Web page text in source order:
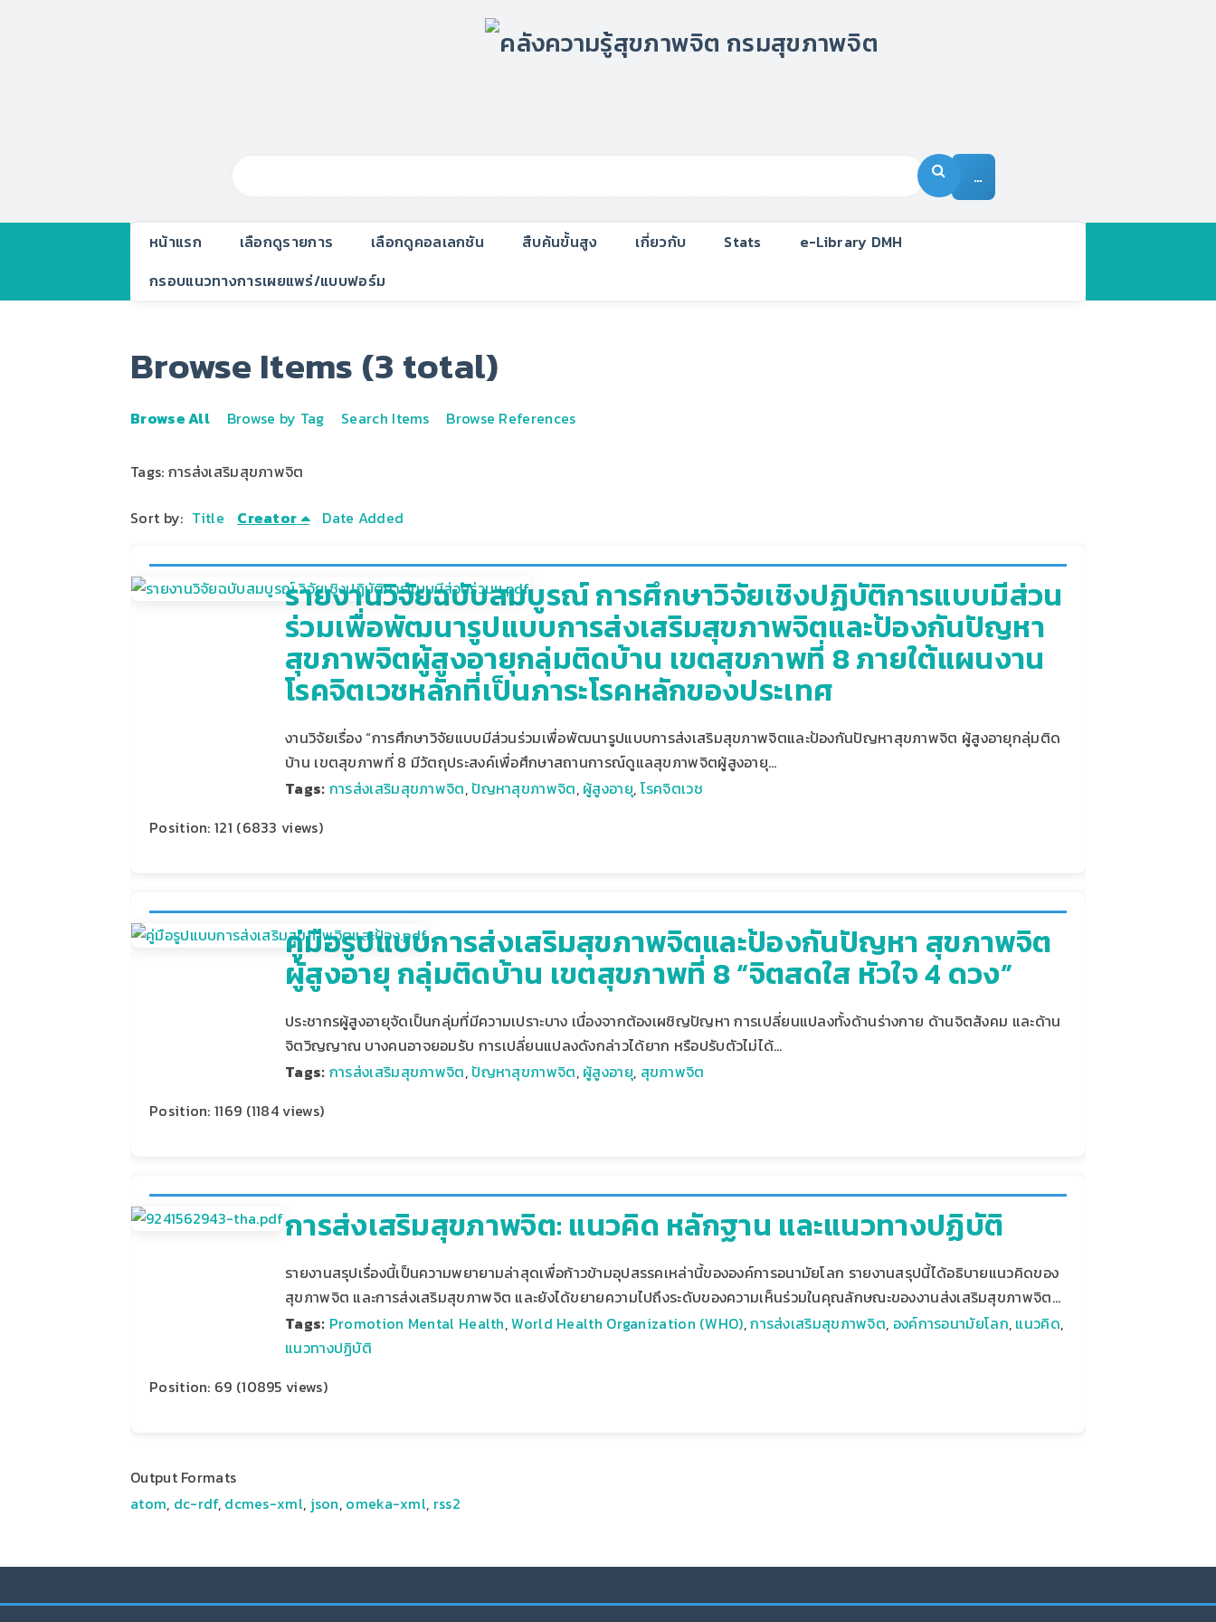
…
หน้าแรก เลือกดูรายการ เลือกดูคอลเลกชัน สืบค้นขั้นสูง เกี่ยวกับ Stats
e-Library DMH
กรอบแนวทางการเผยแพร่/แบบฟอร์ม
Browse Items (3 total)
Browse All Browse by Tag Search Items Browse References
Tags: การส่งเสริมสุขภาพจิต
Sort by: Title Creator Date Added
รายงานวิจัยฉบับสมบูรณ์ การศึกษาวิจัยเชิงปฏิบัติการแบบมีส่วน
ร่วมเพื่อพัฒนารูปแบบการส่งเสริมสุขภาพจิตและป้องกันปัญหา
สุขภาพจิตผู้สูงอายุกลุ่มติดบ้าน เขตสุขภาพที่ 8 ภายใต้แผนงาน
โรคจิตเวชหลักที่เป็นภาระโรคหลักของประเทศ
งานวิจัยเรื่อง “การศึกษาวิจัยแบบมีส่วนร่วมเพื่อพัฒนารูปแบบการส่งเสริมสุขภาพจิตและป้องกันปัญหาสุขภาพจิต ผู้สูงอายุกลุ่มติด
บ้าน เขตสุขภาพที่ 8 มีวัตถุประสงค์เพื่อศึกษาสถานการณ์ดูแลสุขภาพจิตผู้สูงอายุ…
Tags: การส่งเสริมสุขภาพจิต, ปัญหาสุขภาพจิต, ผู้สูงอายุ, โรคจิตเวช
Position:121 (6833 views)
คู่มือรูปแบบการส่งเสริมสุขภาพจิตและป้องกันปัญหา สุขภาพจิต
ผู้สูงอายุ กลุ่มติดบ้าน เขตสุขภาพที่ 8 “จิตสดใส หัวใจ 4 ดวง”
ประชากรผู้สูงอายุจัดเป็นกลุ่มที่มีความเปราะบาง เนื่องจากต้องเผชิญปัญหา การเปลี่ยนแปลงทั้งด้านร่างกาย ด้านจิตสังคม และด้าน
จิตวิญญาณ บางคนอาจยอมรับ การเปลี่ยนแปลงดังกล่าวได้ยาก หรือปรับตัวไม่ได้…
Tags: การส่งเสริมสุขภาพจิต, ปัญหาสุขภาพจิต, ผู้สูงอายุ, สุขภาพจิต
Position:1169 (1184views)
การส่งเสริมสุขภาพจิต: แนวคิด หลักฐาน และแนวทางปฏิบัติ
รายงานสรุปเรื่องนี้เป็นความพยายามล่าสุดเพื่อก้าวข้ามอุปสรรคเหล่านี้ขององค์การอนามัยโลก รายงานสรุปนี้ได้อธิบายแนวคิดของ
สุขภาพจิต และการส่งเสริมสุขภาพจิต และยังได้ขยายความไปถึงระดับของความเห็นร่วมในคุณลักษณะของงานส่งเสริมสุขภาพจิต…
Tags: Promotion Mental Health,World Health Organization (WHO),การส่งเสริมสุขภาพจิต, องค์การอนามัยโลก, แนวคิด,
แนวทางปฏิบัติ
Position: 69 (10895 views)
Output Formats
atom, dc-rdf, dcmes-xml, json, omeka-xml, rss2